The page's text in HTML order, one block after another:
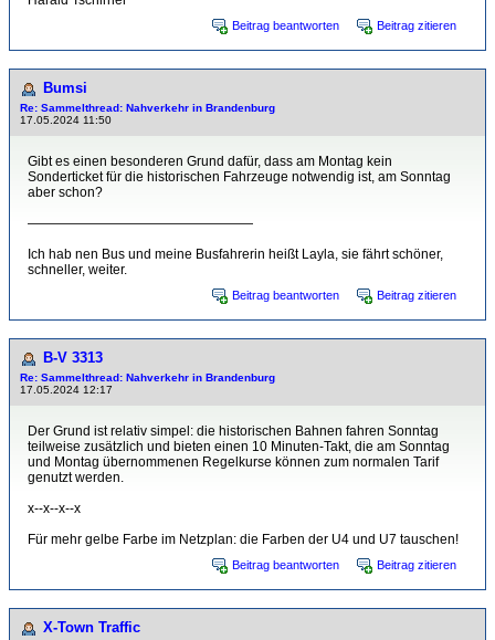
Beitrag beantworten Beitrag zitieren
Bumsi
Re: Sammelthread: Nahverkehr in Brandenburg
17.05.2024 11:50
Gibt es einen besonderen Grund dafür, dass am Montag kein
Sonderticket für die historischen Fahrzeuge notwendig ist, am Sonntag
aber schon?
—————————————————
Ich hab nen Bus und meine Busfahrerin heißt Layla, sie fährt schöner,
schneller, weiter.
Beitrag beantworten Beitrag zitieren
B-V 3313
Re: Sammelthread: Nahverkehr in Brandenburg
17.05.2024 12:17
Der Grund ist relativ simpel: die historischen Bahnen fahren Sonntag
teilweise zusätzlich und bieten einen 10 Minuten-Takt, die am Sonntag
und Montag übernommenen Regelkurse können zum normalen Tarif
genutzt werden.
x--x--x--x
Für mehr gelbe Farbe im Netzplan: die Farben der U4 und U7 tauschen!
Beitrag beantworten Beitrag zitieren
X-Town Traffic